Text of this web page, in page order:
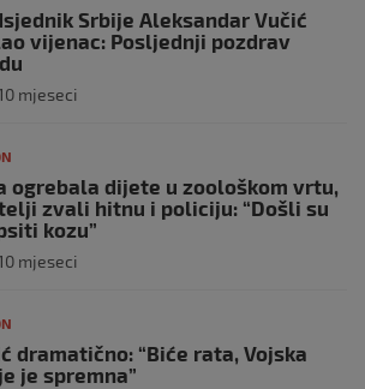
Srbije Aleksandar Vučić
vijenac: Posljednji pozdrav
mjeseci
ogrebala dijete u zoološkom vrtu,
zvali hitnu i policiju: “Došli su
kozu”
mjeseci
dramatično: “Biće rata, Vojska
je spremna”